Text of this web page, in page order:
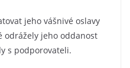
jeho vášnivé oslavy
odrážely jeho oddanost
s podporovateli.